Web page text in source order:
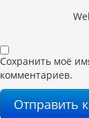
Сохранить моё
комментариев.